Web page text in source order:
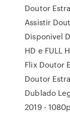
Doutor
Assistir
Disponivel
HD e FULL
Flix Doutor
Doutor
Dublado
2019 -